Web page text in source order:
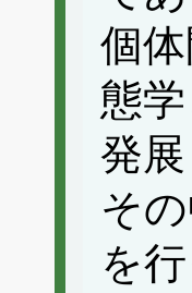
個
態
発
そ
を